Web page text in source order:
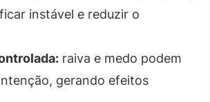
instável e reduzir o
raiva e medo podem
gerando efeitos